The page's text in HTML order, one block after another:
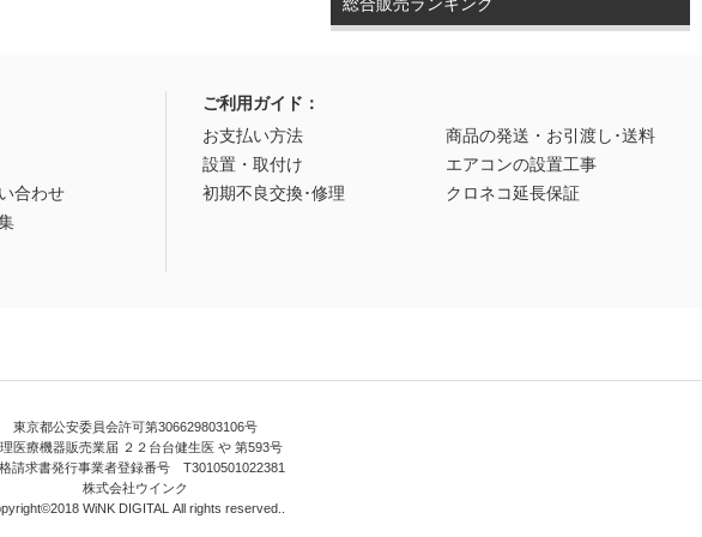
総合販売ランキング
合わせ
ご利用ガイド：
お支払い方法
商品の発送・お引渡し･送料
設置・取付け
エアコンの設置工事
初期不良交換･修理
クロネコ延長保証
東京都公安委員会許可第306629803106号
医療機器販売業届 ２２台台健生医 や 第593号
請求書発行事業者登録番号 T3010501022381
株式会社ウインク
WiNK DIGITAL All rights reserved..